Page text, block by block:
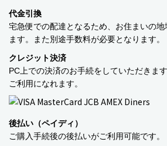
アパレル
アクセサリー
アウトドア
健康・フィットネス
家電
代金引換
宅急便での配達となるため、お住まいの地
ます。また別途手数料が必要となります。
クレジット決済
PC上での決済のお手続をしていただきま
ご利用になれます。
後払い（ペイディ）
ご購入手続後の後払いがご利用可能です。